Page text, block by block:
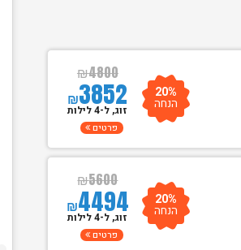
₪4800
₪3852 20%
הנחה זוג, ל-4 לילות
פרטים
₪5600
₪4494 20%
הנחה זוג, ל-4 לילות
פרטים